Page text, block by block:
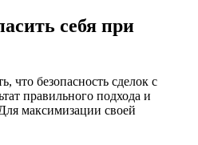
себя при
что безопасность сделок с
правильного подхода и
максимизации своей